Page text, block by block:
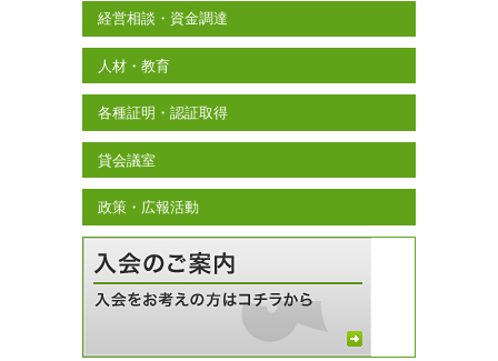
経営相談・資金調達
人材・教育
各種証明・認証取得
貸会議室
政策・広報活動